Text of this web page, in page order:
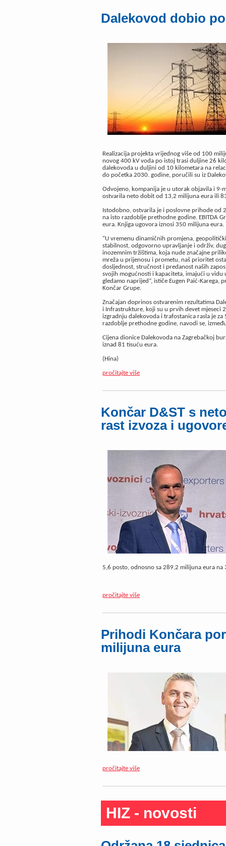
Dalekovod dobio
Realizacija projekta vrijednog više od 100
novog 400 kV voda po istoj trasi duljine 26
dalekovoda u duljini od 10 kilometara na
do početka 2030. godine, poručili su iz
Odvojeno, kompanija je u utorak objavila i 9-
ostvarila neto dobit od 13,2 milijuna eura ili
Istodobno, ostvarila je i poslovne prihode od
na isto razdoblje prethodne godine. EBITDA
eura. Knjiga ugovora iznosi 350 milijuna eura.
"U vremenu dinamičnih promjena,
stabilnost, odgovorno upravljanje i održiv,
inozemnim tržištima, koja nude značajne
mreža u prijenosu i prometu, naš prioritet
dosljednost, stručnost i predanost naših
svojih mogućnosti i kapaciteta, imajući u
gledamo naprijed“, ističe Eugen Paić-
Končar Grupe.
Značajan doprinos ostvarenim rezultatima
i Infrastrukture, koji su u prvih devet mjeseci
izgradnju dalekovoda i trafostanica rasla je
razdoblje prethodne godine, navodi se,
Cijena dionice Dalekovoda na Zagrebačkoj
iznad 81 tisuću eura.
(Hina)
pročitajte više
Končar D&ST s
rast izvoza i
5,6 posto, odnosno sa 289,2 milijuna eura na
pročitajte više
Prihodi Končara
milijuna eura
pročitajte više
HIZ - novosti